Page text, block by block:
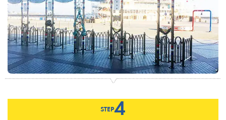
STEP4